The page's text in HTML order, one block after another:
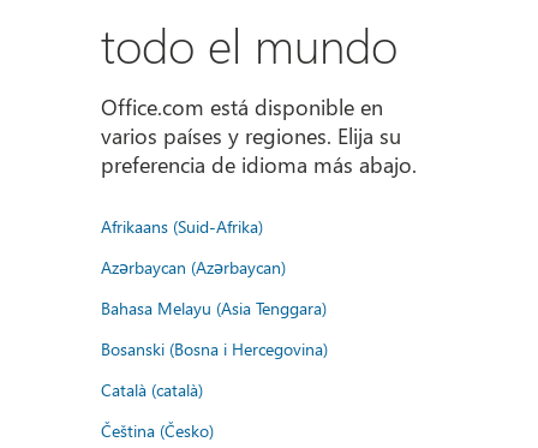
todo el mundo
Office.com está disponible en
varios países y regiones. Elija su
preferencia de idioma más abajo.
Afrikaans (Suid-Afrika)
Azərbaycan (Azərbaycan)
Bahasa Melayu (Asia Tenggara)
Bosanski (Bosna i Hercegovina)
Català (català)
Čeština (Česko)